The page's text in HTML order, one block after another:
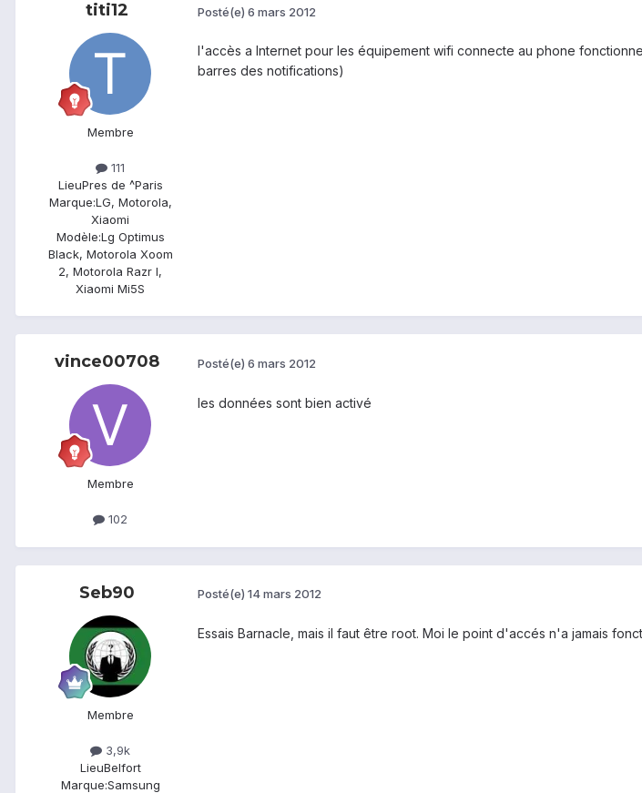
titi12
Membre
111
LieuPres de ^Paris
Marque:LG, Motorola,
Xiaomi
Modèle:Lg Optimus
Black, Motorola Xoom
2, Motorola Razr I,
Xiaomi Mi5S
Posté(e) 6 mars 2012
l'accès a Internet pour les équipement wifi connecte au phone
barres des notifications)
vince00708
Membre
102
Posté(e) 6 mars 2012
les données sont bien activé
Seb90
Membre
3,9k
LieuBelfort
Marque:Samsung
Posté(e) 14 mars 2012
Essais Barnacle, mais il faut être root. Moi le point d'accés n'a jamais